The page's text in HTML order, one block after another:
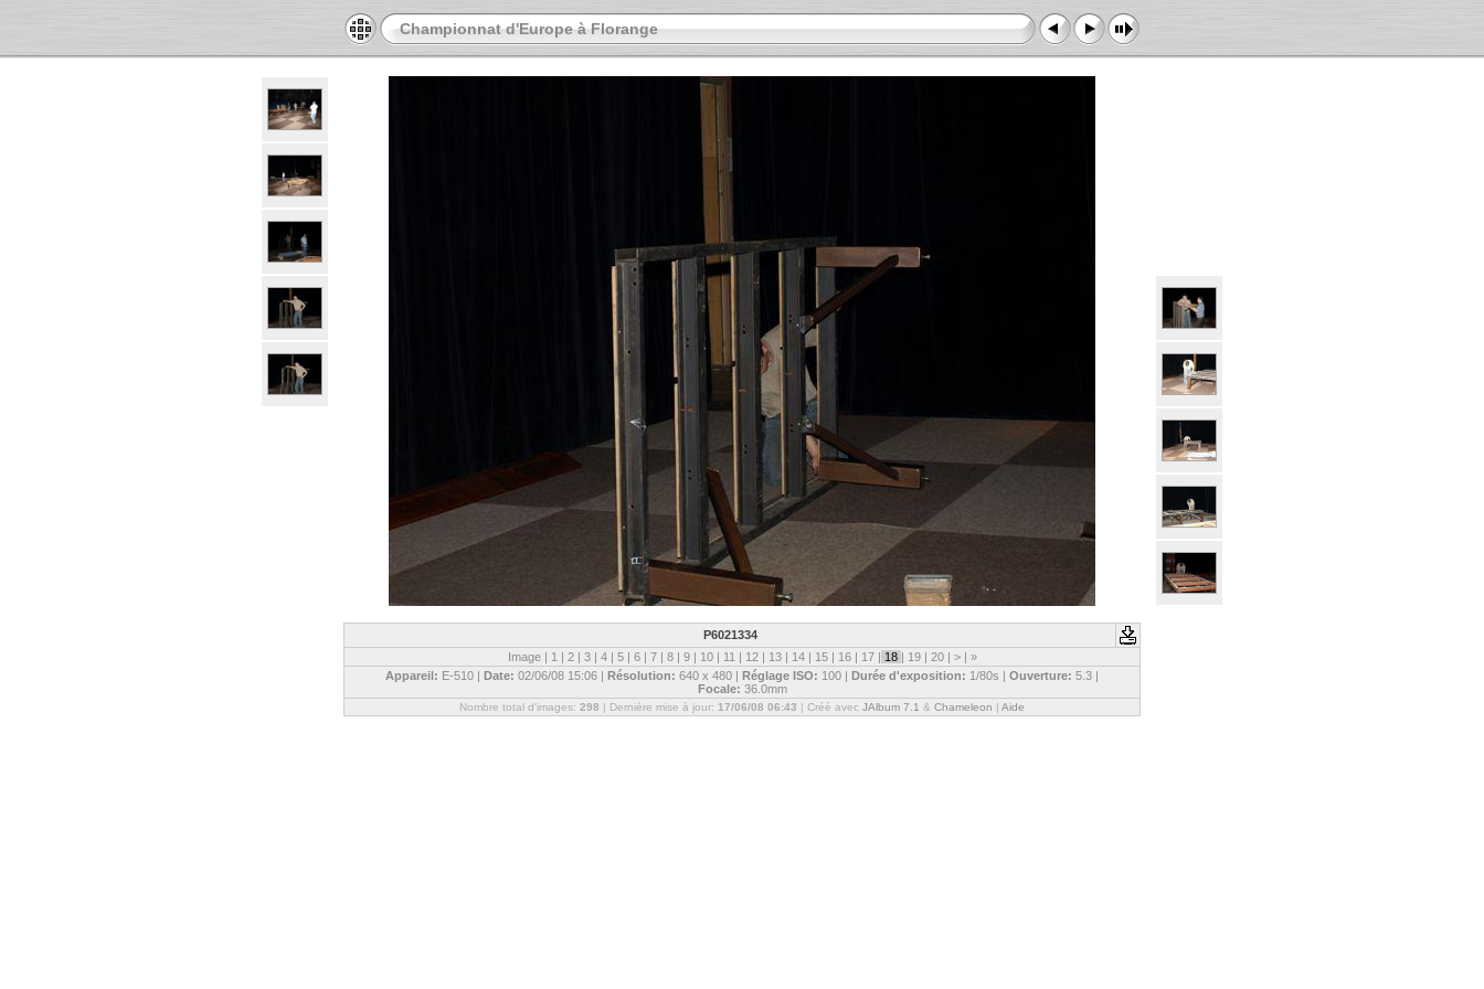
Championnat d'Europe à Florange
P6021334
Image | 1 | 2 | 3 | 4 | 5 | 6 | 7 | 8 | 9 | 10 | 11 | 12 | 13 | 14 | 15 | 16 | 17 | 18 | 19 | 20 | > | »
Appareil: E-510 | Date: 02/06/08 15:06 | Résolution: 640 x 480 | Réglage ISO: 100 | Durée d'exposition: 1/80s | Ouverture: 5.3 |
Focale: 36.0mm
Nombre total d'images: 298 | Dernière mise à jour: 17/06/08 06:43 | Créé avec JAlbum 7.1 & Chameleon | Aide